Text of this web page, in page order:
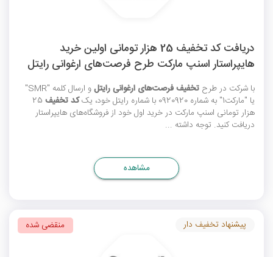
دریافت کد تخفیف 25 هزار تومانی اولین خرید
هایپراستار اسنپ مارکت طرح فرصت‌های ارغوانی رایتل
با شرکت در طرح تخفیف فرصت‌های ارغوانی رایتل
و ارسال کلمه "SMR"
یا "مارکت1" به شماره 0920920 با شماره رایتل خود، یک
کد تخفیف 25
هزار تومانی اسنپ مارکت در خرید اول خود از فروشگاه‌های هایپراستار
دریافت کنید. توجه داشته ...
مشاهده
پیشنهاد تخفیف دار منقضی شده